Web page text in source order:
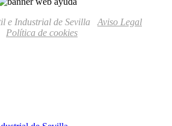
e Industrial de Sevilla Aviso Legal
Política de cookies